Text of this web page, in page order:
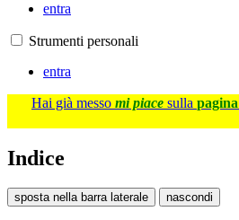
entra
Strumenti personali
entra
Hai già messo mi piace sulla pagina
Indice
sposta nella barra laterale nascondi